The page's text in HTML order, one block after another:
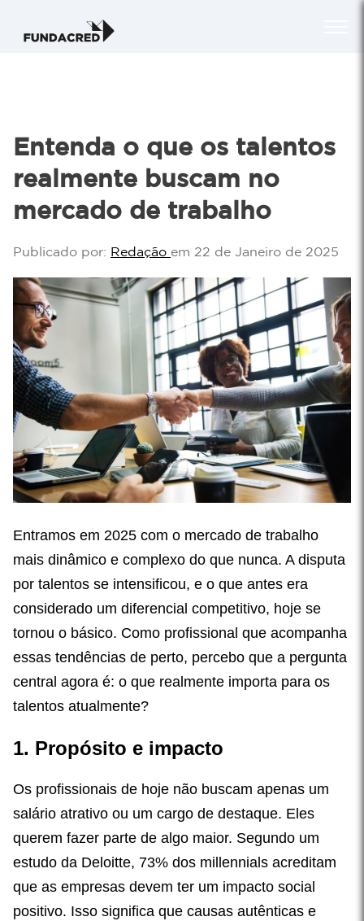
Entenda o que os talentos
realmente buscam no
mercado de trabalho
Publicado por: Redação em 22 de Janeiro de 2025
Entramos em 2025 com o mercado de trabalho
mais dinâmico e complexo do que nunca. A disputa
por talentos se intensificou, e o que antes era
considerado um diferencial competitivo, hoje se
tornou o básico. Como profissional que acompanha
essas tendências de perto, percebo que a pergunta
central agora é: o que realmente importa para os
talentos atualmente?
1. Propósito e impacto
Os profissionais de hoje não buscam apenas um
salário atrativo ou um cargo de destaque. Eles
querem fazer parte de algo maior. Segundo um
estudo da Deloitte, 73% dos millennials acreditam
que as empresas devem ter um impacto social
positivo. Isso significa que causas autênticas e